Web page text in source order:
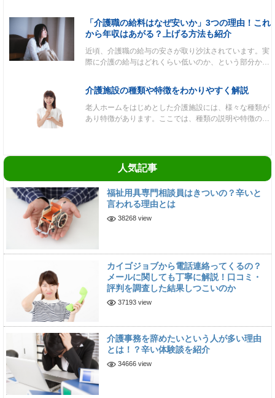
「介護職の給料はなぜ安いか」3つの理由！これ
から年収はあがる？上げる方法も紹介
近頃、介護職の給与の安さが取り沙汰されています。実
際に介護の給与はどれくらい低いのか、という部分か…
介護施設の種類や特徴をわかりやすく解説
老人ホームをはじめとした介護施設には、様々な種類が
あり特徴があります。ここでは、種類の説明や特徴の…
人気記事
福祉用具専門相談員はきついの？辛いと
言われる理由とは
38268 view
カイゴジョブから電話連絡ってくるの？
メールに関しても丁寧に解説！口コミ・
評判を調査した結果しつこいのか
37193 view
介護事務を辞めたいという人が多い理由
とは！？辛い体験談を紹介
34666 view